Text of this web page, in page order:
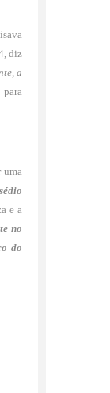
diz
a
para
uma
e a
no
do